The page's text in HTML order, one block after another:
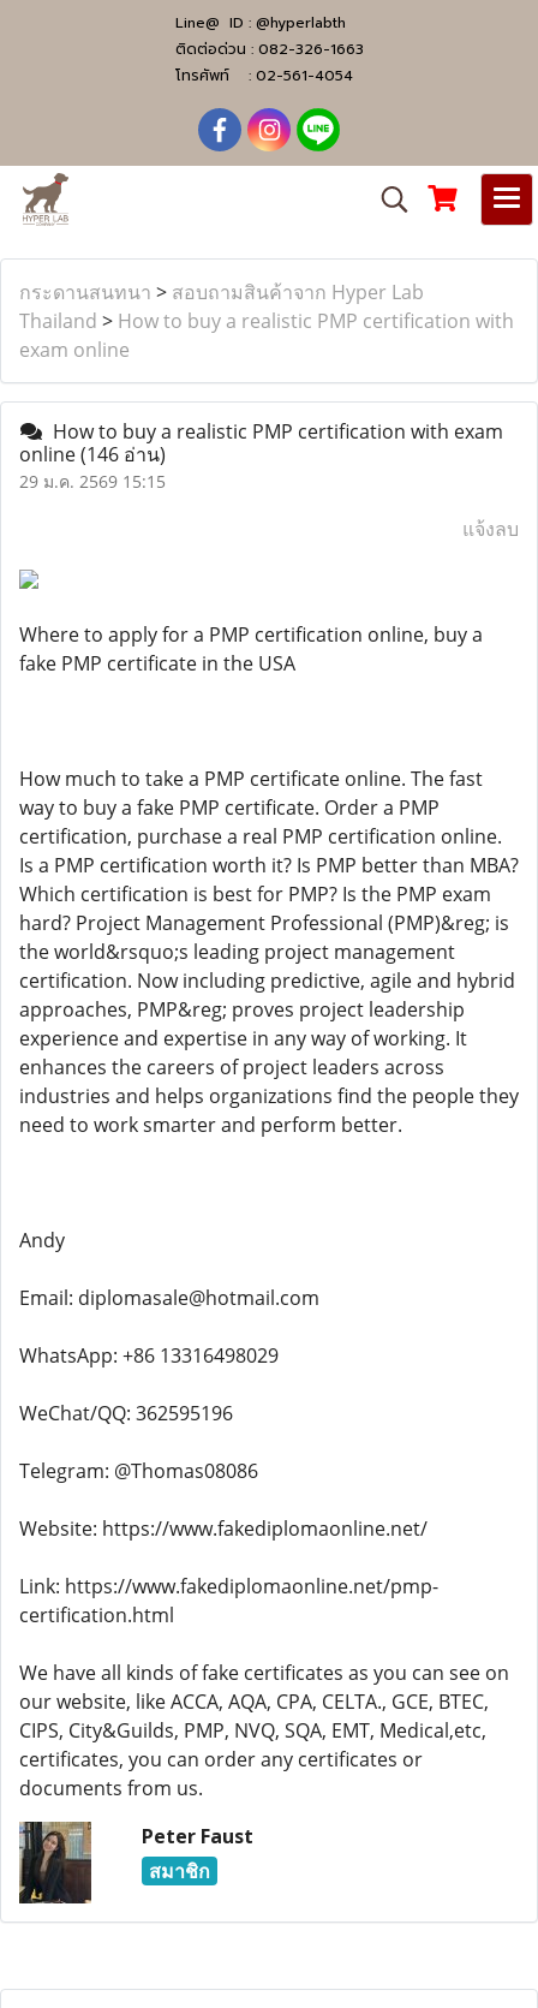
Line@ ID : @hyperlabth
ติดต่อด่วน : 082-326-1663
โทรศัพท์ : 02-561-4054
กระดานสนทนา > สอบถามสินค้าจาก Hyper Lab
Thailand > How to buy a realistic PMP certification with
exam online
How to buy a realistic PMP certification with exam
online(146 อ่าน)
29 ม.ค. 2569 15:15
แจ้งลบ
Where to apply for a PMP certification online, buy a
fake PMP certificate in the USA
How much to take a PMP certificate online. The fast
way to buy a fake PMP certificate. Order a PMP
certification, purchase a real PMP certification online.
Is a PMP certification worth it? Is PMP better than MBA?
Which certification is best for PMP? Is the PMP exam
hard? Project Management Professional (PMP)&reg; is
the world&rsquo;s leading project management
certification. Now including predictive, agile and hybrid
approaches, PMP&reg; proves project leadership
experience and expertise in any way of working. It
enhances the careers of project leaders across
industries and helps organizations find the people they
need to work smarter and perform better.
Andy
Email: diplomasale@hotmail.com
WhatsApp: +86 13316498029
WeChat/QQ: 362595196
Telegram: @Thomas08086
Website: https://www.fakediplomaonline.net/
Link: https://www.fakediplomaonline.net/pmp-
certification.html
We have all kinds of fake certificates as you can see on
our website, like ACCA, AQA, CPA, CELTA., GCE, BTEC,
CIPS, City&Guilds, PMP, NVQ, SQA, EMT, Medical,etc,
certificates, you can order any certificates or
documents from us.
Peter Faust
สมาชิก